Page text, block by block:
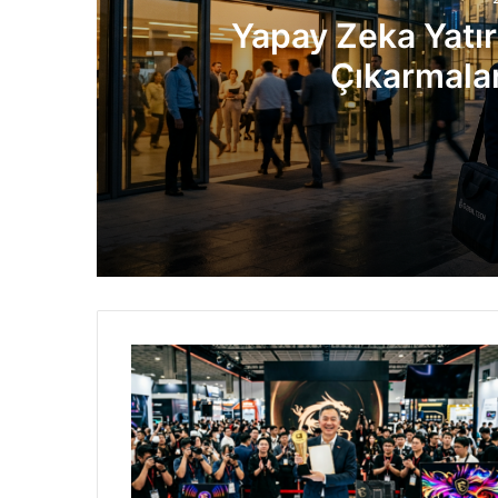
Yapay Zeka
Yapay Zeka Yatırımları Patlarken İşten
Intel Dev Çipler İçin Kritik Engeli Aştı:
5 gün önce
Yeni Nesil Opel Corsa 2027’de